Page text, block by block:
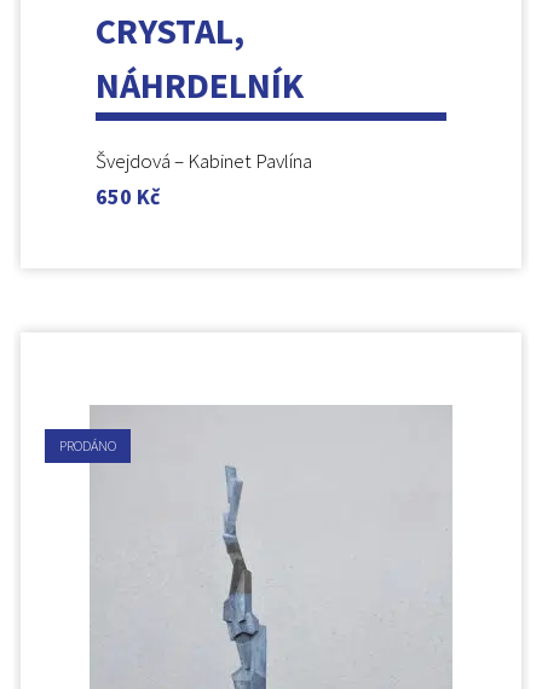
CRYSTAL,
NÁHRDELNÍK
Švejdová – Kabinet Pavlína
650 Kč
PRODÁNO